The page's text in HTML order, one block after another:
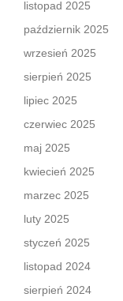
listopad 2025
październik 2025
wrzesień 2025
sierpień 2025
lipiec 2025
czerwiec 2025
maj 2025
kwiecień 2025
marzec 2025
luty 2025
styczeń 2025
listopad 2024
sierpień 2024